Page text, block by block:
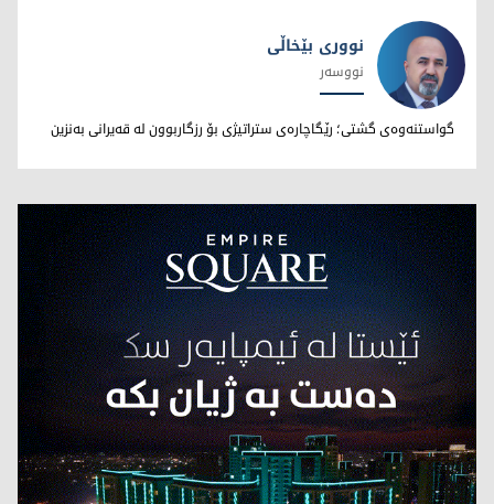
نووری بێخاڵی
نووری بێخاڵی
نووسەر
گواستنەوەی گشتی؛ رێگاچارەی ستراتیژی بۆ رزگاربوون لە قەیرانی بەنزین